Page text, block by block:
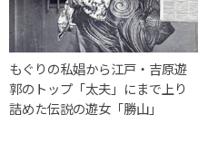
もぐりの私娼から江戸・吉原遊
郭のトップ「太夫」にまで上り
詰めた伝説の遊女「勝山」